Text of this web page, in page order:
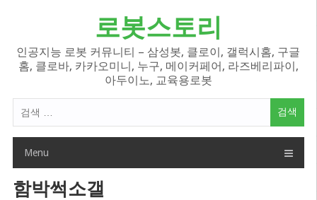
로봇스토리
인공지능 로봇 커뮤니티 – 삼성봇, 클로이, 갤럭시홈, 구글
홈, 클로바, 카카오미니, 누구, 메이커페어, 라즈베리파이,
아두이노, 교육용로봇
색
Menu
함박썩소갤